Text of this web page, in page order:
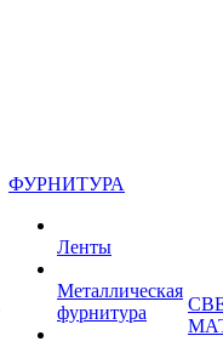
ФУРНИТУРА
Ленты
Металлическая
фурнитура